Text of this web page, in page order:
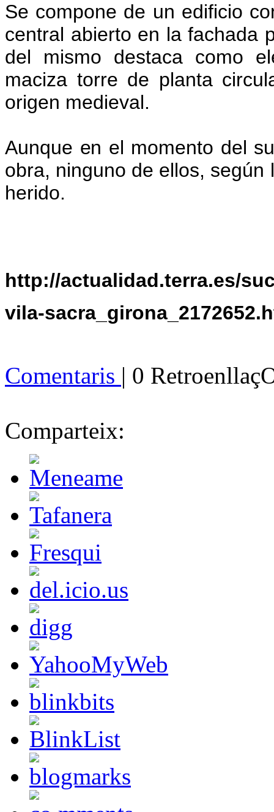
Se compone de un edificio
central abierto en la fachada
del mismo destaca como
maciza torre de planta
origen medieval.
Aunque en el momento del
obra, ninguno de ellos,
herido.
http://actualidad.terra.es/
vila-
Comentaris | 0
Comparteix: